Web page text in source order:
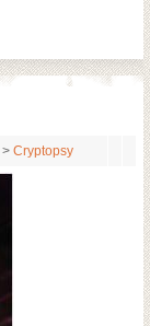
> Cryptopsy